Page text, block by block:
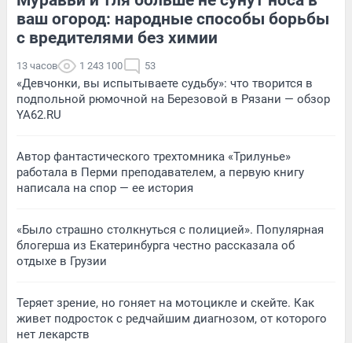
ваш огород: народные способы борьбы
с вредителями без химии
13 часов 1 243 100 53
«Девчонки, вы испытываете судьбу»: что творится в
подпольной рюмочной на Березовой в Рязани — обзор
YA62.RU
Автор фантастического трехтомника «Трилунье»
работала в Перми преподавателем, а первую книгу
написала на спор — ее история
«Было страшно столкнуться с полицией». Популярная
блогерша из Екатеринбурга честно рассказала об
отдыхе в Грузии
Теряет зрение, но гоняет на мотоцикле и скейте. Как
живет подросток с редчайшим диагнозом, от которого
нет лекарств